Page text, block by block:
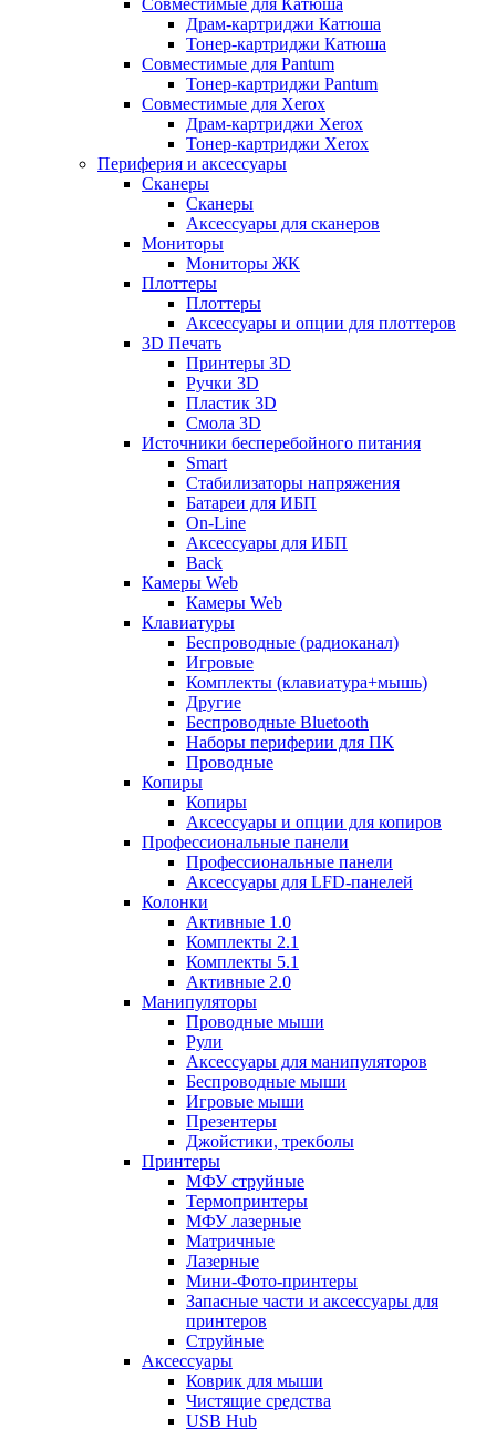
Совместимые для Катюша
Драм-картриджи Катюша
Тонер-картриджи Катюша
Совместимые для Pantum
Тонер-картриджи Pantum
Совместимые для Xerox
Драм-картриджи Xerox
Тонер-картриджи Xerox
Периферия и аксессуары
Сканеры
Сканеры
Аксессуары для сканеров
Мониторы
Мониторы ЖК
Плоттеры
Плоттеры
Аксессуары и опции для плоттеров
3D Печать
Принтеры 3D
Ручки 3D
Пластик 3D
Смола 3D
Источники бесперебойного питания
Smart
Стабилизаторы напряжения
Батареи для ИБП
On-Line
Аксессуары для ИБП
Back
Камеры Web
Камеры Web
Клавиатуры
Беспроводные (радиоканал)
Игровые
Комплекты (клавиатура+мышь)
Другие
Беспроводные Bluetooth
Наборы периферии для ПК
Проводные
Копиры
Копиры
Аксессуары и опции для копиров
Профессиональные панели
Профессиональные панели
Аксессуары для LFD-панелей
Колонки
Активные 1.0
Комплекты 2.1
Комплекты 5.1
Активные 2.0
Манипуляторы
Проводные мыши
Рули
Аксессуары для манипуляторов
Беспроводные мыши
Игровые мыши
Презентеры
Джойстики, трекболы
Принтеры
МФУ струйные
Термопринтеры
МФУ лазерные
Матричные
Лазерные
Мини-Фото-принтеры
Запасные части и аксессуары для
принтеров
Струйные
Аксессуары
Коврик для мыши
Чистящие средства
USB Hub